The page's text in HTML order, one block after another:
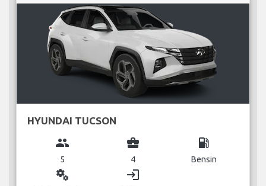
HYUNDAI TUCSON
group
5
business_center
4
local_gas_station
Bensin
miscellaneous_services login